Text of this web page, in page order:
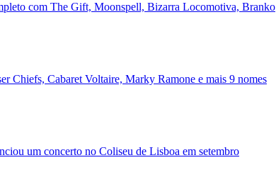
com The Gift, Moonspell, Bizarra Locomotiva, Branko
Chiefs, Cabaret Voltaire, Marky Ramone e mais 9 nomes
um concerto no Coliseu de Lisboa em setembro